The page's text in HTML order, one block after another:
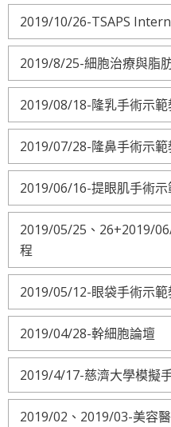
2019/10/26-TSAPS
2019/8/25-細胞治療與脂
2019/08/18-隆乳手術示範
2019/07/28-隆鼻手術示範
2019/06/16-提眼肌手術示
2019/05/25、26+2019/
程
2019/05/12-眼袋手術示範
2019/04/28-幹細胞論壇
2019/4/17-慈濟大學模擬
2019/02、2019/03-美容